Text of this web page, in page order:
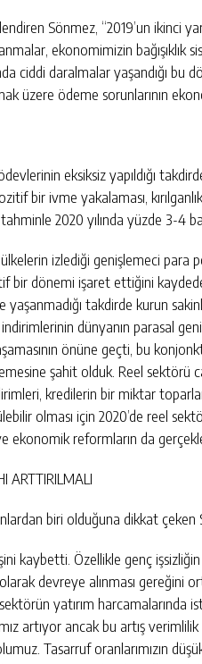
Sönmez, “2019’un ikinci
ekonomimizin bağışıklık
ciddi daralmalar yaşandığı
üzere ödeme sorunlarının
eksiksiz yapıldığı
bir ivme yakalaması,
2020 yılında yüzde 3-4
izlediği genişlemeci para
bir dönemi işaret ettiğini
takdirde kurun
indirimlerinin dünyanın parasal
önüne geçti, bu
şahit olduk. Reel sektörü
kredilerin bir miktar
olması için 2020’de reel
ekonomik reformların da
ARTTIRILMALI
biri olduğuna dikkat çeken
kaybetti. Özellikle genç işsizliğin
devreye alınması gereğini
yatırım harcamalarında
artıyor ancak bu artış
Tasarruf oranlarımızın